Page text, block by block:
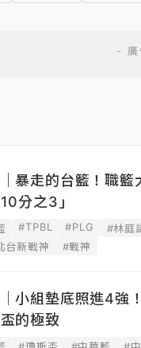
暴走的台籃！職
分之3」
#TPBL #PLG #林庭
台新戰神
#戰神
小組墊底照進4強
的極致